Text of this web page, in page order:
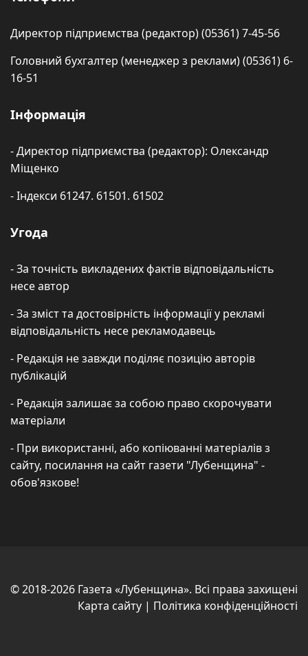
Директор підприємства (редактор) (05361) 7-45-56
Головний бухгалтер (менеджер з реклами) (05361) 6-
16-51
Інформація
- Директор підприємства (редактор): Олександр
Міщенко
- Індекси 61247. 61501. 61502
Угода
- За точність викладених фактів відповідальність
несе автор
- За зміст та достовірність інформації у рекламі
відповідальність несе рекламодавець
- Редакція не завжди поділяє позицію авторів
публікацій
- Редакція залишає за собою право скорочувати
матеріали
- При використанні, або копіюванні матеріалів з
сайту, посилання на сайт газети "Лубенщина" -
обов'язкове!
© 2018-2026 Газета «Лубенщина». Всі права захищені
Карта сайту | Політика конфіденційності